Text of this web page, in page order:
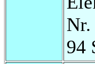
Nr.
94